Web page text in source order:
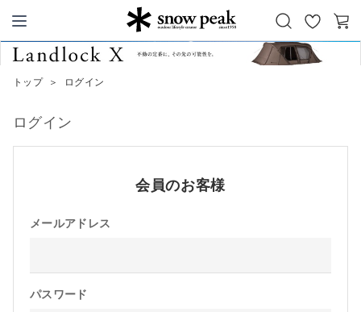
Snow Peak
お
気
カ
トップ ＞ ログイン
ログイン
会員のお客様
メールアドレス
パスワード